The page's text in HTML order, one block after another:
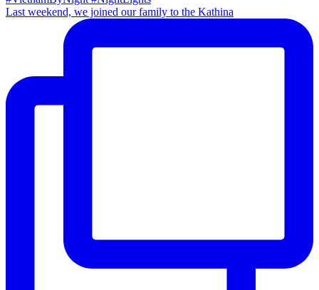
Last weekend, we joined our family to the Kathina